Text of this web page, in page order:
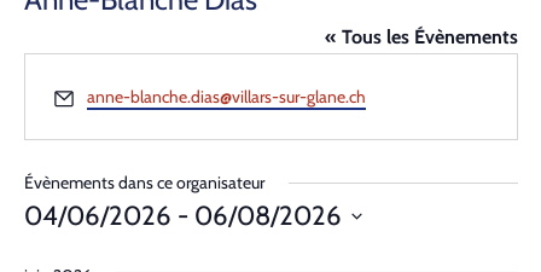
Autorités
Prestations
Documents
« Tous les Évènements
Email
anne-blanche.dias@villars-sur-glane.ch
Évènements dans ce organisateur
04/06/2026 - 06/08/2026